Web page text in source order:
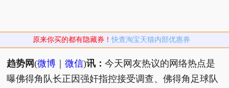
原来你买的都有隐藏券！快查淘宝天猫内部优惠券
趋势网(微博 ｜微信)讯：今天网友热议的网络热点是
曝佛得角队长正因强奸指控接受调查、佛得角足球队